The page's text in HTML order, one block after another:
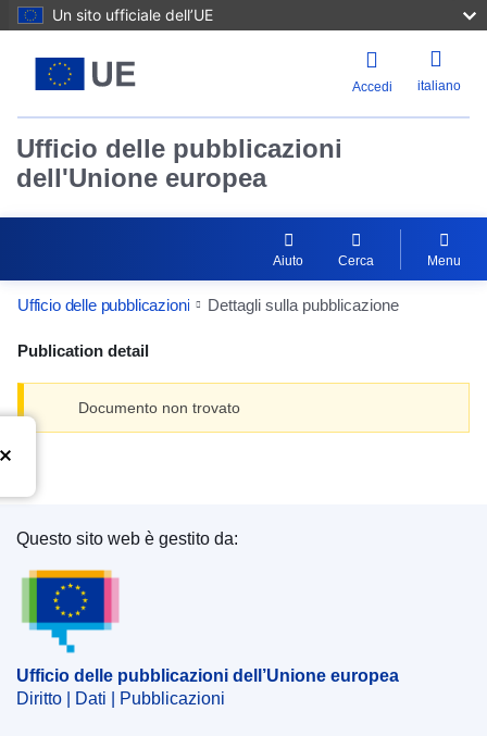
Un sito ufficiale dell’UE
Accedi italiano
Ufficio delle pubblicazioni
dell'Unione europea
Aiuto Cerca Menu
Ufficio delle pubblicazioni Dettagli sulla pubblicazione
Publication detail
Documento non trovato
Ufficio delle pubblicazioni dell’Unione europea
Questo sito web è gestito da:
Ufficio delle pubblicazioni dell’Unione europea
Diritto | Dati | Pubblicazioni